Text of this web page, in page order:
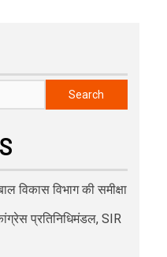
Search
विकास विभाग की समीक्षा
प्रतिनिधिमंडल, SIR